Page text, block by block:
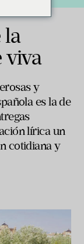
la
viva
y
es la de
lírica un
cotidiana y